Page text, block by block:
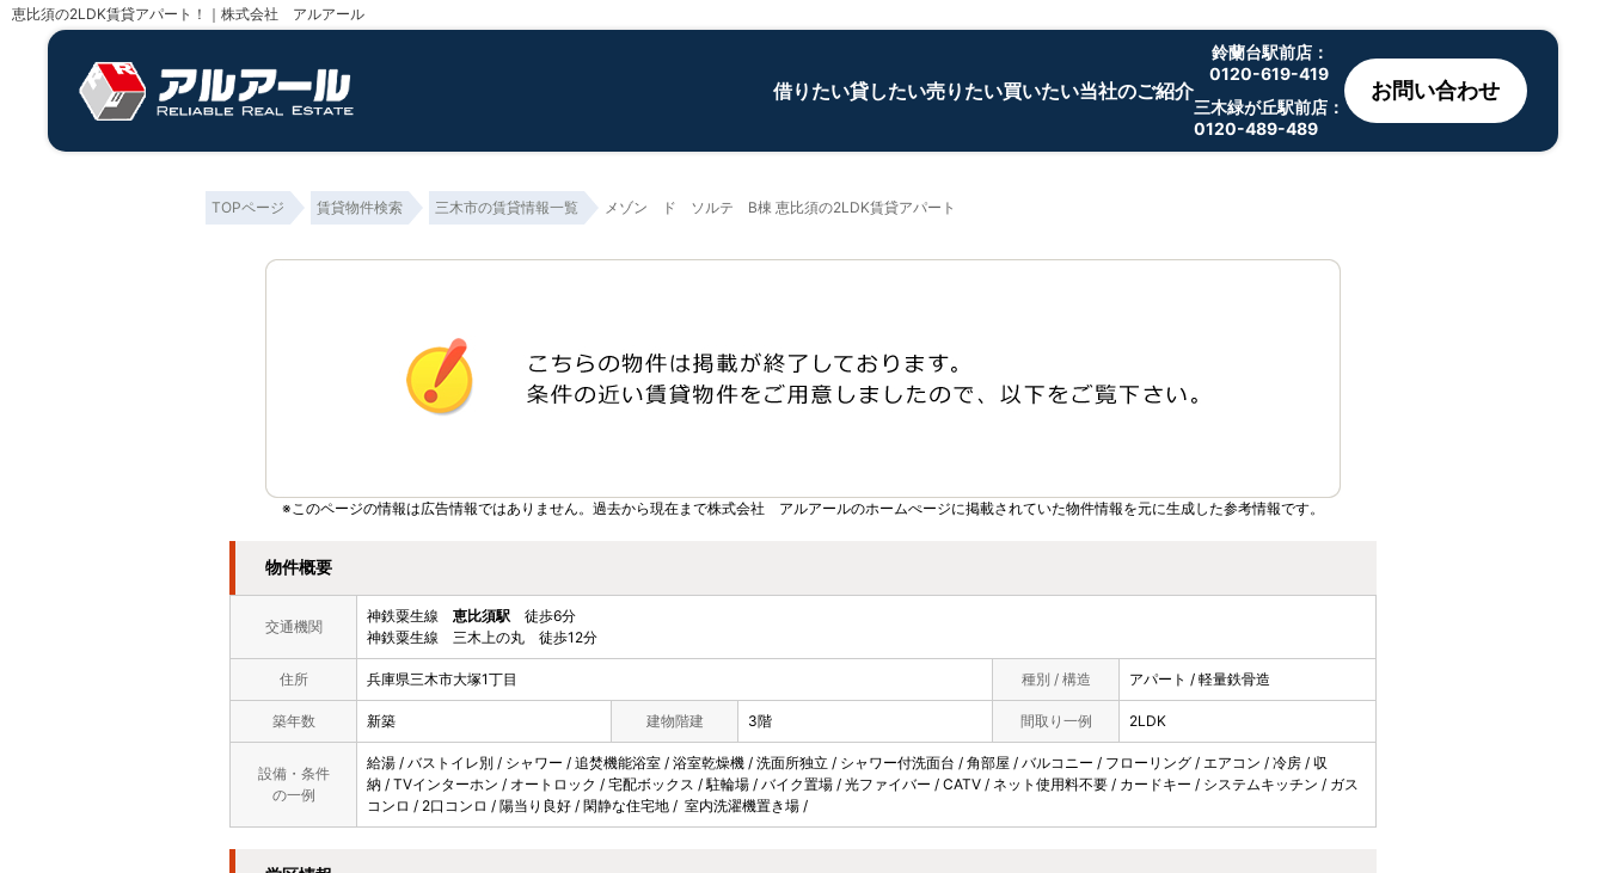
恵比須の2LDK賃貸アパート！｜株式会社 アルアール
借りたい貸したい売りたい買いたい当社のご紹介
鈴蘭台駅前店：
0120-619-419
三木緑が丘駅前店：
0120-489-489
お問い合わせ
TOPページ 賃貸物件検索 三木市の賃貸情報一覧 メゾン ド ソルテ B棟 恵比須の2LDK賃貸アパート
※このページの情報は広告情報ではありません。過去から現在まで株式会社 アルアールのホームぺージに掲載されていた物件情報を元に生成した参考情報です。
物件概要
交通機関
神鉄粟生線 恵比須駅 徒歩6分
神鉄粟生線 三木上の丸 徒歩12分
住所 兵庫県三木市大塚1丁目 種別 / 構造 アパート / 軽量鉄骨造
築年数 新築 建物階建 3階 間取り一例 2LDK
設備・条件
の一例
給湯 / バストイレ別 / シャワー / 追焚機能浴室 / 浴室乾燥機 / 洗面所独立 / シャワー付洗面台 / 角部屋 / バルコニー / フローリング / エアコン / 冷房 / 収
納 / TVインターホン / オートロック / 宅配ボックス / 駐輪場 / バイク置場 / 光ファイバー / CATV / ネット使用料不要 / カードキー / システムキッチン / ガス
コンロ / 2口コンロ / 陽当り良好 / 閑静な住宅地 / 室内洗濯機置き場 /